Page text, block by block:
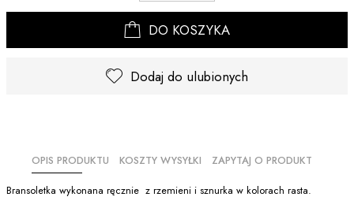
DO KOSZYKA
Dodaj do ulubionych
OPIS PRODUKTU KOSZTY WYSYŁKI ZAPYTAJ O PRODUKT
Bransoletka wykonana ręcznie z rzemieni i sznurka w kolorach rasta.